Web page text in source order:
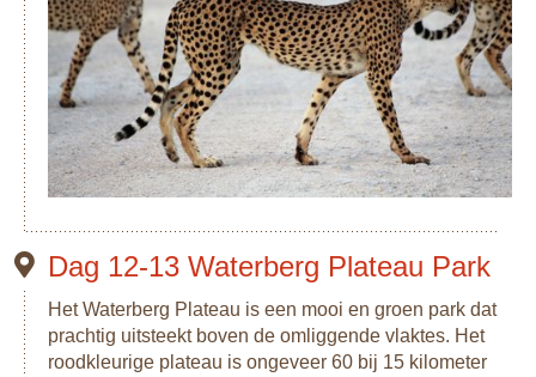
Dag 12-13 Waterberg Plateau Park
Het Waterberg Plateau is een mooi en groen park dat
prachtig uitsteekt boven de omliggende vlaktes. Het
roodkleurige plateau is ongeveer 60 bij 15 kilometer